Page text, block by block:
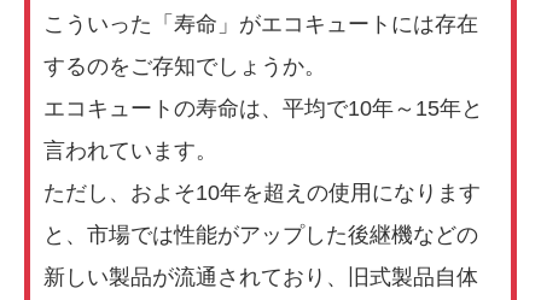
こういった「寿命」がエコキュートには存在
するのをご存知でしょうか。
エコキュートの寿命は、平均で10年～15年と
言われています。
ただし、およそ10年を超えの使用になります
と、市場では性能がアップした後継機などの
新しい製品が流通されており、旧式製品自体